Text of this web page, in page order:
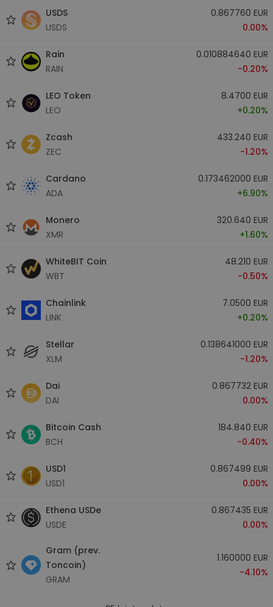
USDS
USDS
0.867760 EUR
0.00%
Rain
RAIN
0.010884640 EUR
-0.20%
LEO Token
LEO
8.4700 EUR
+0.20%
Zcash
ZEC
433.240 EUR
-1.20%
Cardano
ADA
0.173462000 EUR
+6.90%
Monero
XMR
320.640 EUR
+1.60%
WhiteBIT Coin
WBT
48.210 EUR
-0.50%
Chainlink
LINK
7.0500 EUR
+0.20%
Stellar
XLM
0.138641000 EUR
-1.20%
Dai
DAI
0.867732 EUR
0.00%
Bitcoin Cash
BCH
184.840 EUR
-0.40%
USD1
USD1
0.867499 EUR
0.00%
Ethena USDe
USDE
0.867435 EUR
0.00%
Gram (prev.
Toncoin)
GRAM
1.160000 EUR
-4.10%